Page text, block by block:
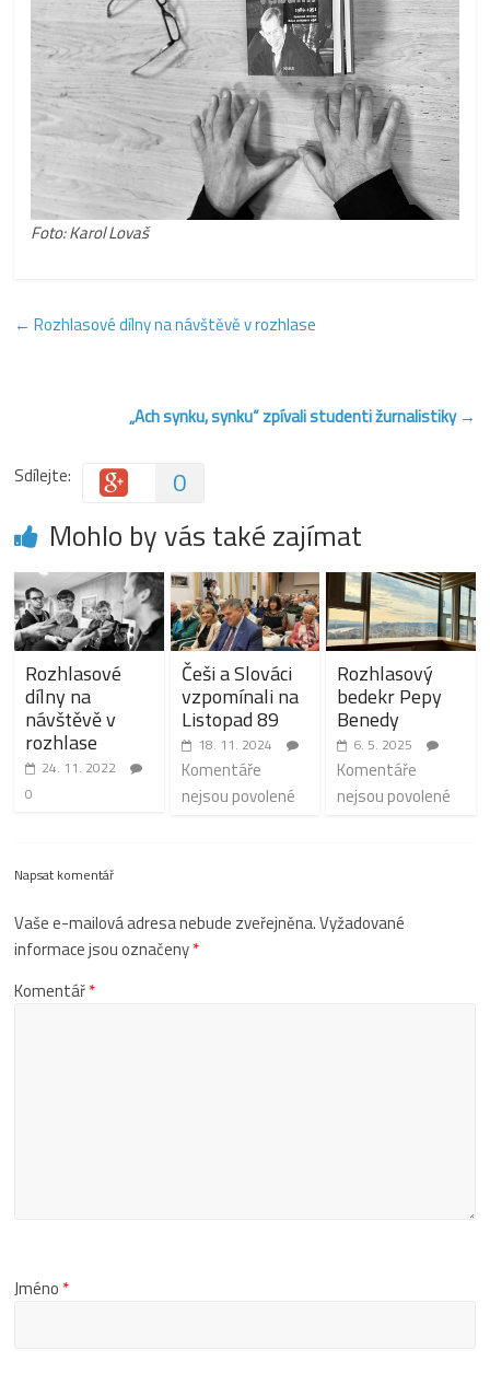
Foto: Karol Lovaš
← Rozhlasové dílny na návštěvě v rozhlase
„Ach synku, synku“ zpívali studenti žurnalistiky →
Sdílejte: 0
Mohlo by vás také zajímat
Rozhlasové
dílny na
návštěvě v
rozhlase
24. 11. 2022
0
Češi a Slováci
vzpomínali na
Listopad 89
18. 11. 2024
Komentáře
nejsou povolené
Rozhlasový
bedekr Pepy
Benedy
6. 5. 2025
Komentáře
nejsou povolené
Napsat komentář
Vaše e-mailová adresa nebude zveřejněna.Vyžadované
informace jsou označeny*
Komentář*
Jméno *